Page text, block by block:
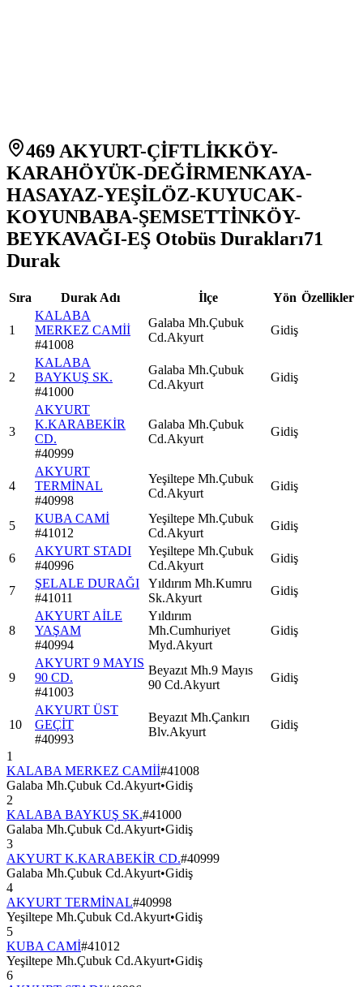
469 AKYURT-ÇİFTLİKKÖY-
KARAHÖYÜK-DEĞİRMENKAYA-
HASAYAZ-YEŞİLÖZ-KUYUCAK-
KOYUNBABA-ŞEMSETTİNKÖY-
BEYKAVAĞI-EŞ Otobüs Durakları71
Durak
Sıra Durak Adı İlçe Yön Özellikler
1
KALABA
MERKEZ CAMİİ
#41008
Galaba Mh.Çubuk
Cd.Akyurt
Gidiş
2
KALABA
BAYKUŞ SK.
#41000
Galaba Mh.Çubuk
Cd.Akyurt
Gidiş
3
AKYURT
K.KARABEKİR
CD.
#40999
Galaba Mh.Çubuk
Cd.Akyurt
Gidiş
4
AKYURT
TERMİNAL
#40998
Yeşiltepe Mh.Çubuk
Cd.Akyurt
Gidiş
5
KUBA CAMİ
#41012
Yeşiltepe Mh.Çubuk
Cd.Akyurt
Gidiş
6
AKYURT STADI
#40996
Yeşiltepe Mh.Çubuk
Cd.Akyurt
Gidiş
7
ŞELALE DURAĞI
#41011
Yıldırım Mh.Kumru
Sk.Akyurt
Gidiş
8
AKYURT AİLE
YAŞAM
#40994
Yıldırım
Mh.Cumhuriyet
Myd.Akyurt
Gidiş
9
AKYURT 9 MAYIS
90 CD.
#41003
Beyazıt Mh.9 Mayıs
90 Cd.Akyurt
Gidiş
10
AKYURT ÜST
GEÇİT
#40993
Beyazıt Mh.Çankırı
Blv.Akyurt
Gidiş
1
KALABA MERKEZ CAMİİ#41008
Galaba Mh.Çubuk Cd.Akyurt•Gidiş
2
KALABA BAYKUŞ SK.#41000
Galaba Mh.Çubuk Cd.Akyurt•Gidiş
3
AKYURT K.KARABEKİR CD.#40999
Galaba Mh.Çubuk Cd.Akyurt•Gidiş
4
AKYURT TERMİNAL#40998
Yeşiltepe Mh.Çubuk Cd.Akyurt•Gidiş
5
KUBA CAMİ#41012
Yeşiltepe Mh.Çubuk Cd.Akyurt•Gidiş
6